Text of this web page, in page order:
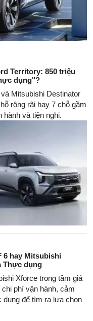
Territory: 850 triệu
dụng"?
Mitsubishi Destinator
rộng rãi hay 7 chỗ gầm
và tiện nghi.
6 hay Mitsubishi
Thực dụng
Xforce trong tầm giá
phí vận hành, cảm
dụng để tìm ra lựa chọn